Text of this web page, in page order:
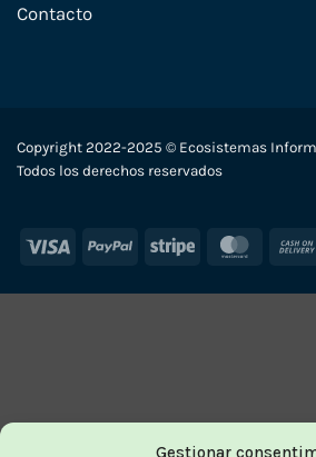
Gestionar
Contacto
Copyright 2022-2025 © Ecosistemas
Todos los derechos reservados
Visa PayPal Stripe